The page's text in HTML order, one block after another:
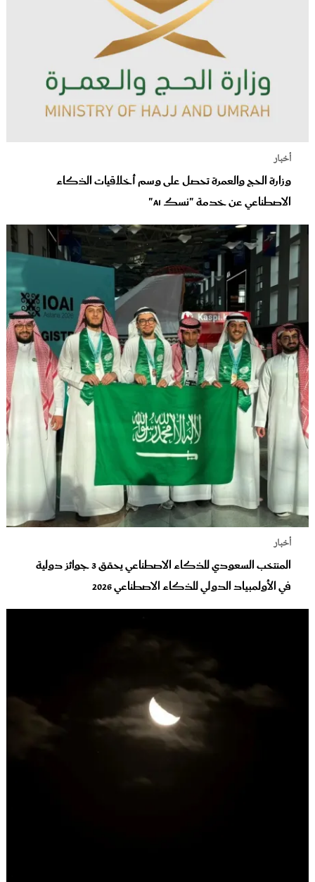
أخبار
وزارة الحج والعمرة تحصل على وسم أخلاقيات الذكاء
الاصطناعي عن خدمة "نسك AI"
أخبار
المنتخب السعودي للذكاء الاصطناعي يحقق 3 جوائز دولية
في الأولمبياد الدولي للذكاء الاصطناعي 2026